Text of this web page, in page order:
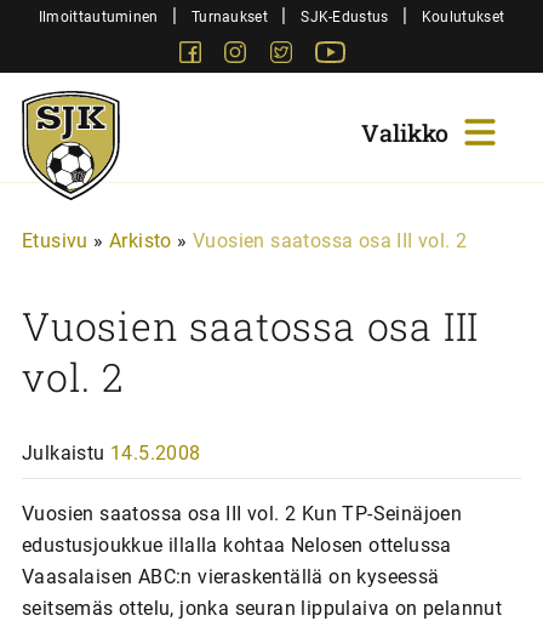
SiirryIlmoittautuminen | Turnaukset | SJK-Edustus | Koulutukset
FacebookInstagram
Twitter
Sjk-
Juniorit
Etusivu » Arkisto » Vuosien saatossa osa III vol. 2
Vuosien saatossa osa III
vol. 2
Julkaistu 14.5.2008
Vuosien saatossa osa III vol. 2 Kun TP-Seinäjoen
edustusjoukkue illalla kohtaa Nelosen ottelussa
Vaasalaisen ABC:n vieraskentällä on kyseessä
seitsemäs ottelu, jonka seuran lippulaiva on pelannut